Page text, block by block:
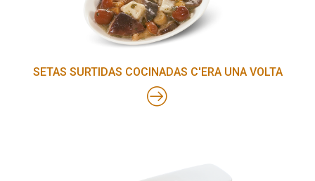
SETAS SURTIDAS COCINADAS C'ERA UNA VOLTA